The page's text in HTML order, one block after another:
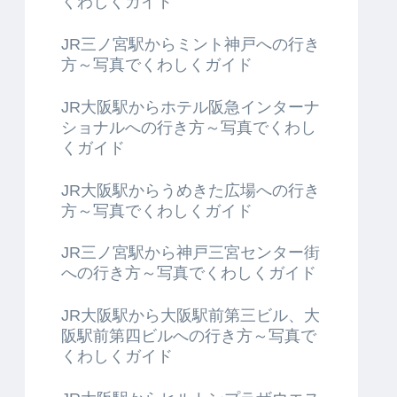
JR三ノ宮駅からミント神戸への行き
方～写真でくわしくガイド
JR大阪駅からホテル阪急インターナ
ショナルへの行き方～写真でくわし
くガイド
JR大阪駅からうめきた広場への行き
方～写真でくわしくガイド
JR三ノ宮駅から神戸三宮センター街
への行き方～写真でくわしくガイド
JR大阪駅から大阪駅前第三ビル、大
阪駅前第四ビルへの行き方～写真で
くわしくガイド